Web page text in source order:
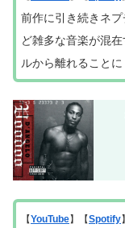
前作に引き続きネ
ど雑多な音楽が混
ルから離れることに
【YouTube】【Spotify